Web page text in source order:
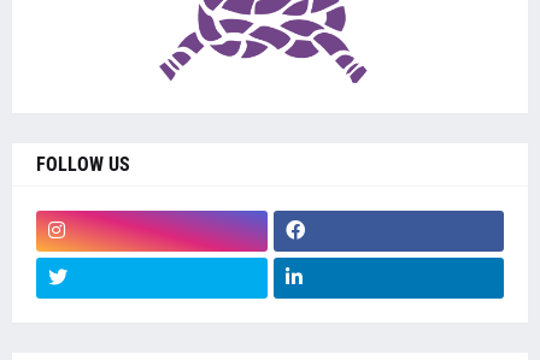
FOLLOW US